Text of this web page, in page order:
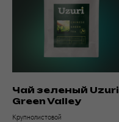
Чай зеленый Uzuri
Green Valley
Крупнолистовой